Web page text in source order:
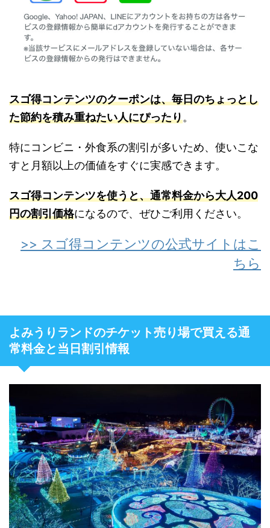
スゴ得コンテンツのクーポンは、毎日のちょっとし
た節約を積み重ねたい人にぴったり。
特にコンビニ・外食系の割引が多いため、使いこな
すと月額以上の価値をすぐに実感できます。
スゴ得コンテンツを使うと、通常料金から大人200
円の割引価格になるので、ぜひご利用ください。
>> スゴ得コンテンツの公式サイトはこ
ちら
よみうりランドのチケット売り場で買える通
常料金と当日割引情報